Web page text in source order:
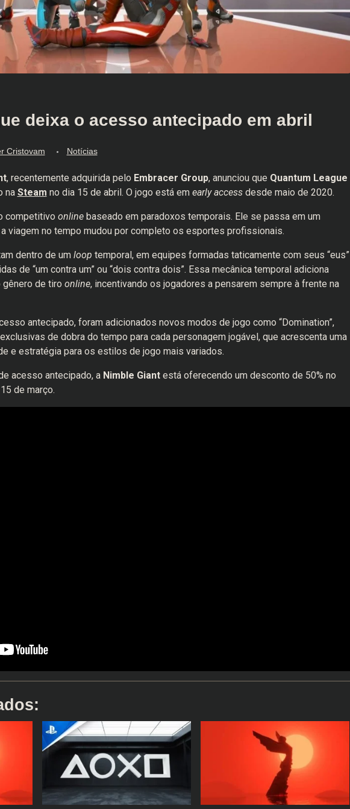
deixa o acesso antecipado em abril
Cristovam Notícias
, recentemente adquirida pelo Embracer Group, anunciou que Quantum League
na Steam no dia 15 de abril. O jogo está em early accessdesde maio de 2020.
competitivo onlinebaseado em paradoxos temporais. Ele se passa em um
viagem no tempo mudou por completo os esportes profissionais.
dentro de um loop temporal, em equipes formadas taticamente com seus “eus”
de “um contra um” ou “dois contra dois”. Essa mecânica temporal adiciona
de tiro online, incentivando os jogadores a pensarem sempre à frente na
antecipado, foram adicionados novos modos de jogo como “Domination”,
de dobra do tempo para cada personagem jogável, que acrescenta uma
e estratégia para os estilos de jogo mais variados.
acesso antecipado, a Nimble Giantestá oferecendo um desconto de 50% no
de março.